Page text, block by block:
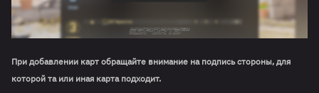
При добавлении карт обращайте внимание на подпись стороны, для
которой та или иная карта подходит.